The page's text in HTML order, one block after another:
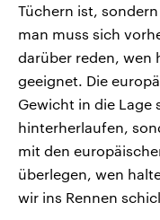
Tüchern ist,
man muss sich
darüber reden, wen
geeignet. Die
Gewicht in die Lage
hinterherlaufen,
mit den
überlegen, wen
wir ins Rennen